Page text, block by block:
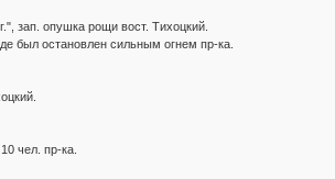
зап. опушка рощи вост. Тихоцкий.
был остановлен сильным огнем пр-ка.
чел. пр-ка.